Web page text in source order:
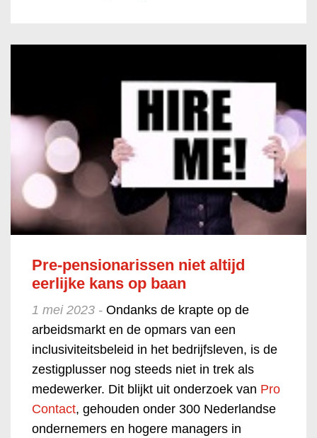
Pre-pensionarissen niet altijd
eerlijke kans op baan
1 mei 2023 - Ondanks de krapte op de
arbeidsmarkt en de opmars van een
inclusiviteitsbeleid in het bedrijfsleven, is de
zestigplusser nog steeds niet in trek als
medewerker. Dit blijkt uit onderzoek van Pro
Contact, gehouden onder 300 Nederlandse
ondernemers en hogere managers in